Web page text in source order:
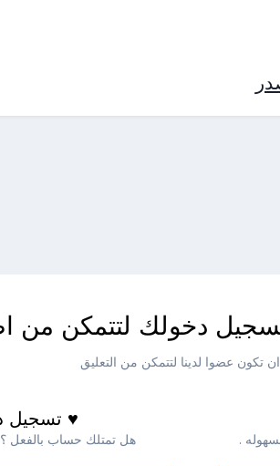
دخولك لتتمكن من
تكون عضوا لدينا لتتمكن من التعليق
.
♥ تسجيل
هل تمتلك حساب بالفعل